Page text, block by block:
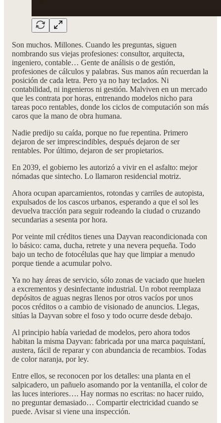
Son muchos. Millones. Cuando les preguntas, siguen
nombrando sus viejas profesiones: consultor, arquitecta,
ingeniero, contable… Gente de análisis o de gestión,
profesiones de cálculos y palabras. Sus manos aún recuerdan la
posición de cada letra. Pero ya no hay teclados. Ni
contabilidad, ni ingenieros ni gestión. Malviven en un mercado
que les contrata por horas, entrenando modelos nicho para
tareas poco rentables, donde los ciclos de computación son más
caros que la mano de obra humana.
Nadie predijo su caída, porque no fue repentina. Primero
dejaron de ser imprescindibles, después dejaron de ser
rentables. Por último, dejaron de ser propietarios.
En 2039, el gobierno les autorizó a vivir en el asfalto: mejor
nómadas que sintecho. Lo llamaron residencial motriz.
Ahora ocupan aparcamientos, rotondas y carriles de autopista,
expulsados de los cascos urbanos, esperando a que el sol les
devuelva tracción para seguir rodeando la ciudad o cruzando
secundarias a sesenta por hora.
Por veinte mil créditos tienes una Dayvan reacondicionada con
lo básico: cama, ducha, retrete y una nevera pequeña. Todo
bajo un techo de fotocélulas que hay que limpiar a menudo
porque tiende a acumular polvo.
Ya no hay áreas de servicio, sólo zonas de vaciado que huelen
a excrementos y desinfectante industrial. Un robot reemplaza
depósitos de aguas negras llenos por otros vacíos por unos
pocos créditos o a cambio de visionado de anuncios. Llegas,
sitúas la Dayvan sobre el foso y todo ocurre desde debajo.
Al principio había variedad de modelos, pero ahora todos
habitan la misma Dayvan: fabricada por una marca paquistaní,
austera, fácil de reparar y con abundancia de recambios. Todas
de color naranja, por ley.
Entre ellos, se reconocen por los detalles: una planta en el
salpicadero, un pañuelo asomando por la ventanilla, el color de
las luces interiores…. Hay normas no escritas: no hacer ruido,
no preguntar demasiado… Compartir electricidad cuando se
puede. Avisar si viene una inspección.